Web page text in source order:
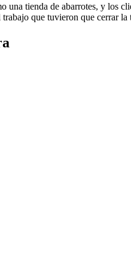
una tienda de abarrotes, y los
que tuvieron que cerrar